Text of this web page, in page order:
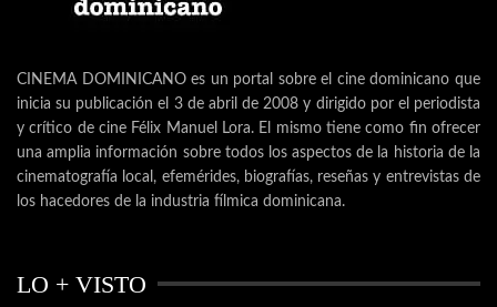
CINEMA DOMINICANO es un portal sobre el cine dominicano que
inicia su publicación el 3 de abril de 2008 y dirigido por el periodista
y crítico de cine Félix Manuel Lora. El mismo tiene como fin ofrecer
una amplia información sobre todos los aspectos de la historia de la
cinematografía local, efemérides, biografías, reseñas y entrevistas de
los hacedores de la industria fílmica dominicana.
LO + VISTO